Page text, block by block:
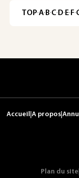
TOP·A·B·C· D· E· F·
Accueil A propos
Plan du site